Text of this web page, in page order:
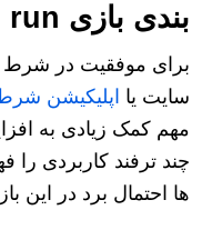
بندی بازی Chicken run
سایت یا اپلیکیشن
مهم کمک زیادی به
چند ترفند کاربردی
ها احتمال برد در این